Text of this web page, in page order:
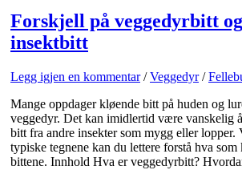
Forskjell på veggedyrbitt
insektbitt
Legg igjen en kommentar /Veggedyr/
Mange oppdager kløende bitt på huden og
veggedyr. Det kan imidlertid være vanskelig
bitt fra andre insekter som mygg eller lopper.
typiske tegnene kan du lettere forstå hva som
bittene. Innhold Hva er veggedyrbitt?